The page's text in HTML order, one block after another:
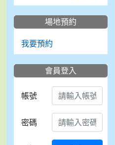
場地預約
我要預約
會員登入
帳號
密碼